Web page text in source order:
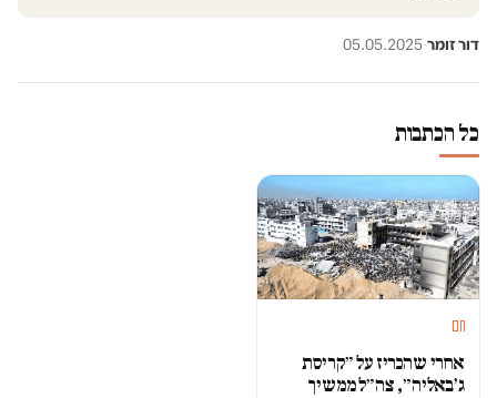
דור זומר·
05.05.2025
כל הכתבות
חם
אחרי שהכריז על ״קריסת
ג׳באליה״, צה״ל ממשיך